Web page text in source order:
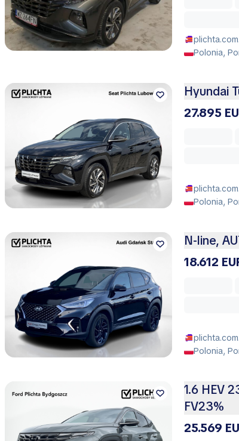
Polonia,
Hyundai
27.895
Polonia,
N-line,
18.612
Polonia,
1.6 HEV
FV23%
25.569